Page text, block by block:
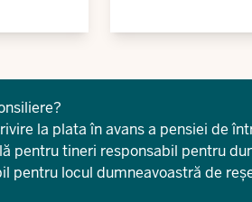
la plata în avans a pensiei de
pentru tineri responsabil pentru
pentru locul dumneavoastră de